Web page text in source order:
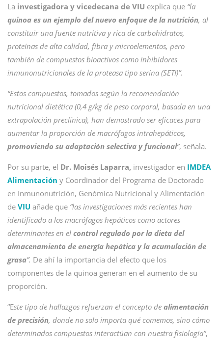
La investigadora y vicedecana de VIU explica que “la
quinoa es un ejemplo del nuevo enfoque de la nutrición, al
constituir una fuente nutritiva y rica de carbohidratos,
proteínas de alta calidad, fibra y microelementos, pero
también de compuestos bioactivos como inhibidores
inmunonutricionales de la proteasa tipo serina (SETI)”.
“Estos compuestos, tomados según la recomendación
nutricional dietética (0,4 g/kg de peso corporal, basada en una
extrapolación preclínica), han demostrado ser eficaces para
aumentar la proporción de macrófagos intrahepáticos,
promoviendo su adaptación selectiva y funcional”, señala.
Por su parte, el Dr. Moisés Laparra, investigador en IMDEA
Alimentación y Coordinador del Programa de Doctorado
en Inmunonutrición, Genómica Nutricional y Alimentación
de VIU añade que “las investigaciones más recientes han
identificado a los macrófagos hepáticos como actores
determinantes en el control regulado por la dieta del
almacenamiento de energía hepática y la acumulación de
grasa”. De ahí la importancia del efecto que los
componentes de la quinoa generan en el aumento de su
proporción.
“Este tipo de hallazgos refuerzan el concepto de alimentación
de precisión, donde no solo importa qué comemos, sino cómo
determinados compuestos interactúan con nuestra fisiología”,